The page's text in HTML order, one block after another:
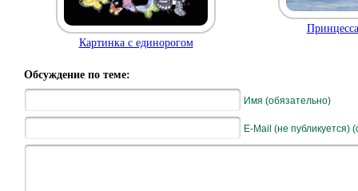
Картинка с единорогом
Обсуждение по теме:
Имя (обязательно)
E-Mail (не публикуется)